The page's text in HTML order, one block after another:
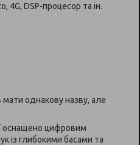
4G, DSP-процесор та ін.
однакову назву, але
оснащено цифровим
із глибокими басами та